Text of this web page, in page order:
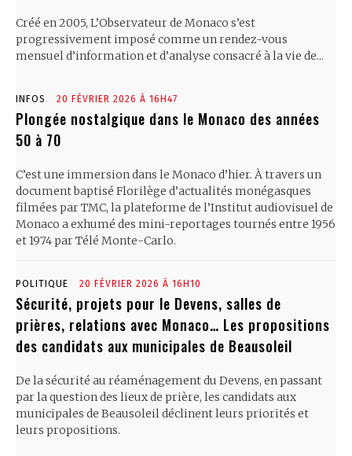
Créé en 2005, L’Observateur de Monaco s’est
progressivement imposé comme un rendez-vous
mensuel d’information et d’analyse consacré à la vie de...
INFOS 20 FÉVRIER 2026 À 16H47
Plongée nostalgique dans le Monaco des années
50 à 70
C’est une immersion dans le Monaco d’hier. À travers un
document baptisé Florilège d’actualités monégasques
filmées par TMC, la plateforme de l’Institut audiovisuel de
Monaco a exhumé des mini-reportages tournés entre 1956
et 1974 par Télé Monte-Carlo.
POLITIQUE 20 FÉVRIER 2026 À 16H10
Sécurité, projets pour le Devens, salles de
prières, relations avec Monaco… Les propositions
des candidats aux municipales de Beausoleil
De la sécurité au réaménagement du Devens, en passant
par la question des lieux de prière, les candidats aux
municipales de Beausoleil déclinent leurs priorités et
leurs propositions.